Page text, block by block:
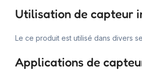
Utilisation de capteur
Le ce produit est utilisé dans divers
Applications de